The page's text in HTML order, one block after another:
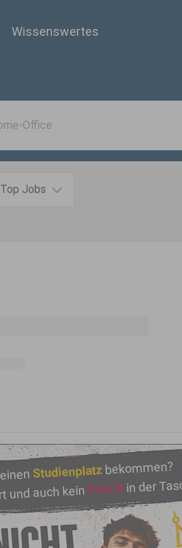
Wissenswertes
Top Jobs